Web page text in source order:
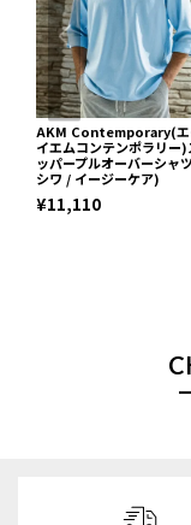
AKM Contemporary(エ
イエムコンテンポラリー)
ッパープルオーバーシャ
シワ / イージーケア)
¥11,110